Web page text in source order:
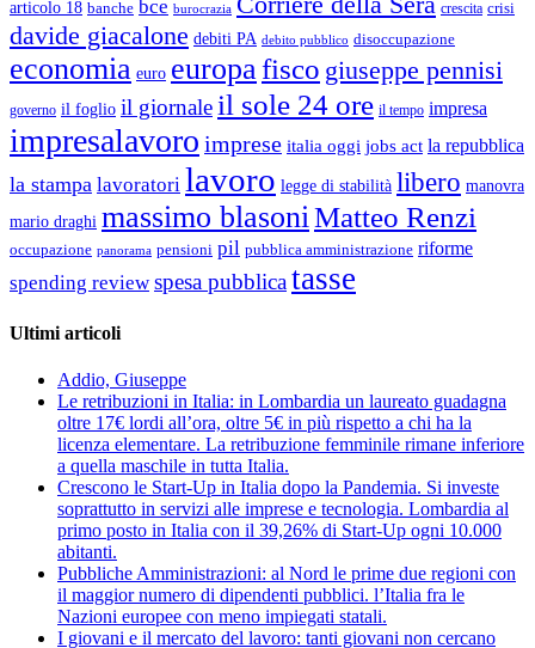
articolo 18 banche bce burocrazia crescita crisi
davide giacalone debiti PA debito pubblico disoccupazione
economia euro europa fisco giuseppe pennisi
governo il foglio il giornale il sole 24 ore il tempo impresa
impresalavoro imprese italia oggi jobs act la repubblica
la stampa lavoratori lavoro legge di stabilità libero manovra
mario draghi massimo blasoni Matteo Renzi
occupazione panorama pensioni pil pubblica amministrazione riforme
spending review spesa pubblicatasse
Ultimi articoli
Addio, Giuseppe
Le retribuzioni in Italia: in Lombardia un laureato guadagna
oltre 17€ lordi all’ora, oltre 5€ in più rispetto a chi ha la
licenza elementare. La retribuzione femminile rimane inferiore
a quella maschile in tutta Italia.
Crescono le Start-Up in Italia dopo la Pandemia. Si investe
soprattutto in servizi alle imprese e tecnologia. Lombardia al
primo posto in Italia con il 39,26% di Start-Up ogni 10.000
abitanti.
Pubbliche Amministrazioni: al Nord le prime due regioni con
il maggior numero di dipendenti pubblici. l’Italia fra le
Nazioni europee con meno impiegati statali.
I giovani e il mercato del lavoro: tanti giovani non cercano